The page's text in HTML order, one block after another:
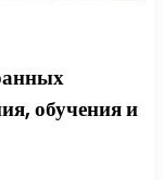
обучения и